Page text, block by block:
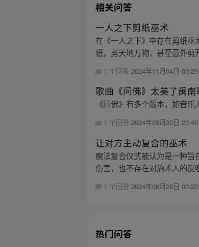
相关问答
一人之下剪纸巫术
在《一人之下》中存在剪纸
纸，剪天地万物，甚至意外剪
1 个回答2024年11月04日 09:29
歌曲《问佛》太美了闽南
《问佛》有多个版本，如音
1 个回答2024年09月30日 20:40
让对方主动复合的巫术
魔法复合仪式被认为是一种
伤害，也不存在对施术人的反
1 个回答 2024年08月28日 00:23
热门问答